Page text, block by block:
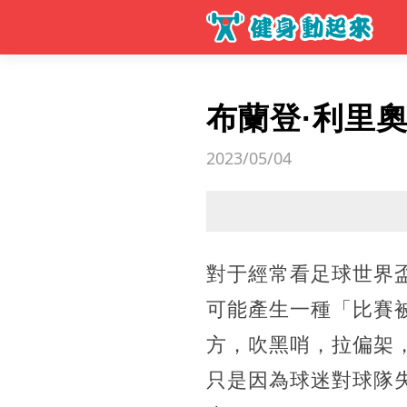
布蘭登·利里
2023/05/04
對于經常看足球世界
可能產生一種「比賽
方，吹黑哨，拉偏架
只是因為球迷對球隊